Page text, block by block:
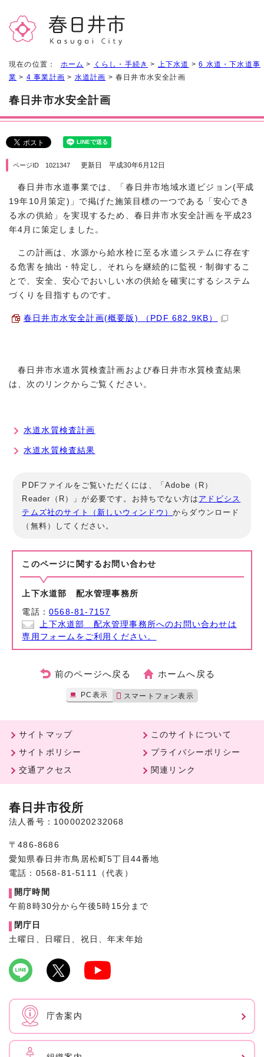
現在の位置： ホーム > くらし・手続き > 上下水道 >6 水道・下水道事
業 > 4 事業計画 > 水道計画 > 春日井市水安全計画
春日井市水安全計画
ページID 1021347 更新日 平成30年6月12日
春日井市水道事業では、「春日井市地域水道ビジョン(平成
19年10月策定)」で掲げた施策目標の一つである「安心でき
る水の供給」を実現するため、春日井市水安全計画を平成23
年4月に策定しました。
この計画は、水源から給水栓に至る水道システムに存在す
る危害を抽出・特定し、それらを継続的に監視・制御するこ
とで、安全、安心でおいしい水の供給を確実にするシステム
づくりを目指すものです。
春日井市水安全計画(概要版) （PDF 682.9KB）
春日井市水道水質検査計画および春日井市水質検査結果
は、次のリンクからご覧ください。
水道水質検査計画
水道水質検査結果
PDFファイルをご覧いただくには、「Adobe（R）
Reader（R）」が必要です。お持ちでない方は アドビシス
テムズ社のサイト（新しいウィンドウ）からダウンロード
（無料）してください。
このページに関する お問い合わせ
上下水道部 配水管理事務所
電話：0568-81-7157
上下水道部 配水管理事務所へのお問い合わせは
専用フォームをご利用ください。
前のページへ戻る ホームへ戻る
PC表示 スマートフォン表示
サイトマップ
このサイトについて
サイトポリシー
プライバシーポリシー
交通アクセス
関連リンク
春日井市役所
法人番号：1000020232068
〒486-8686
愛知県春日井市鳥居松町5丁目44番地
電話：0568-81-5111（代表）
開庁時間
午前8時30分から午後5時15分まで
閉庁日
土曜日、日曜日、祝日、年末年始
庁舎案内